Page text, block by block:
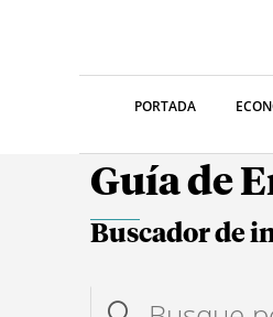
PORTADA
Guía de
Buscador de